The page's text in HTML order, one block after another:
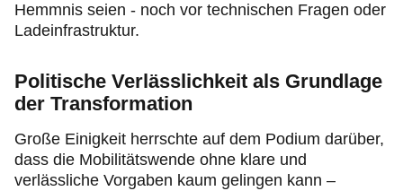
Hemmnis seien - noch vor technischen Fragen oder
Ladeinfrastruktur.
Politische Verlässlichkeit als Grundlage
der Transformation
Große Einigkeit herrschte auf dem Podium darüber,
dass die Mobilitätswende ohne klare und
verlässliche Vorgaben kaum gelingen kann –